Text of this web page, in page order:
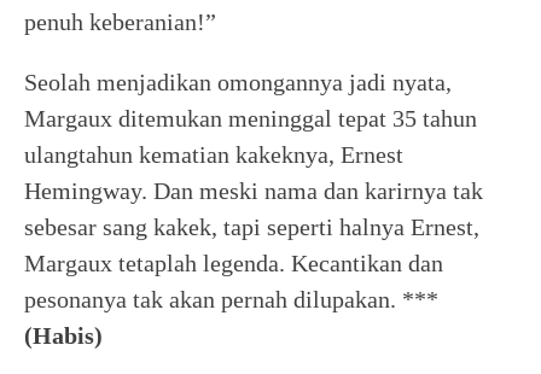
penuh keberanian!”
Seolah menjadikan omongannya jadi nyata,
Margaux ditemukan meninggal tepat 35 tahun
ulangtahun kematian kakeknya, Ernest
Hemingway. Dan meski nama dan karirnya tak
sebesar sang kakek, tapi seperti halnya Ernest,
Margaux tetaplah legenda. Kecantikan dan
pesonanya tak akan pernah dilupakan. ***
(Habis)